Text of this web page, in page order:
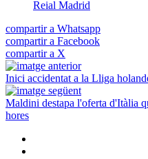
Reial Madrid
compartir a Whatsapp
compartir a Facebook
compartir a X
Inici accidentat a la Lliga
Maldini destapa l'oferta d'Itàlia
hores